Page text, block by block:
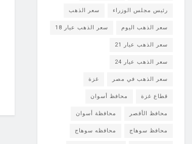
رئيس مجلس الوزراء سعر الذهب
سعر الذهب اليوم سعر الذهب عيار 18
سعر الذهب عيار 21
سعر الذهب عيار 24
سعر الذهب في مصر غزة
قطاع غزة محافظ أسوان
محافظ الأقصر محافظة أسوان
محافظ سوهاج محافظه سوهاج